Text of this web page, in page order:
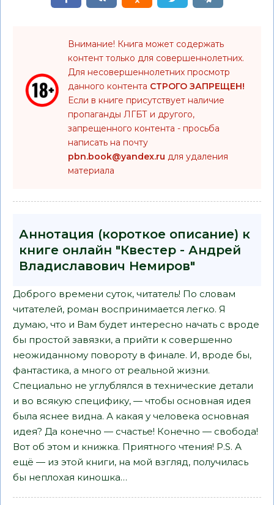
Внимание! Книга может содержать
контент только для совершеннолетних.
Для несовершеннолетних просмотр
данного контента СТРОГО ЗАПРЕЩЕН!
Если в книге присутствует наличие
пропаганды ЛГБТ и другого,
запрещенного контента - просьба
написать на почту
pbn.book@yandex.ru для удаления
материала
Аннотация (короткое описание) к
книге онлайн "Квестер - Андрей
Владиславович Немиров"
Доброго времени суток, читатель! По словам
читателей, роман воспринимается легко. Я
думаю, что и Вам будет интересно начать с вроде
бы простой завязки, а прийти к совершенно
неожиданному повороту в финале. И, вроде бы,
фантастика, а много от реальной жизни.
Специально не углублялся в технические детали
и во всякую специфику, — чтобы основная идея
была яснее видна. А какая у человека основная
идея? Да конечно — счастье! Конечно — свобода!
Вот об этом и книжка. Приятного чтения! P.S. А
ещё — из этой книги, на мой взгляд, получилась
бы неплохая киношка…